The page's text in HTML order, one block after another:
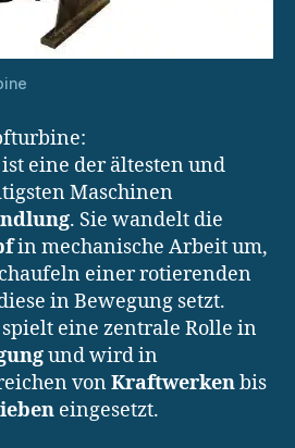
eine der ältesten und
Maschinen
. Sie wandelt die
in mechanische Arbeit um,
einer rotierenden
in Bewegung setzt.
eine zentrale Rolle in
und wird in
vonKraftwerkenbis
eingesetzt.